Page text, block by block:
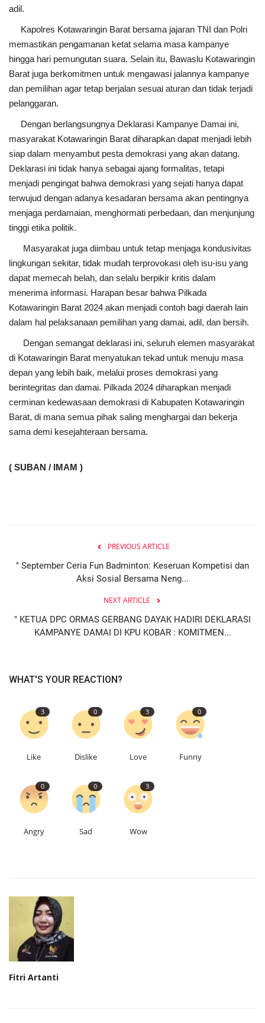
adil.
Kapolres Kotawaringin Barat bersama jajaran TNI dan Polri
memastikan pengamanan ketat selama masa kampanye
hingga hari pemungutan suara. Selain itu, Bawaslu Kotawaringin
Barat juga berkomitmen untuk mengawasi jalannya kampanye
dan pemilihan agar tetap berjalan sesuai aturan dan tidak terjadi
pelanggaran.
Dengan berlangsungnya Deklarasi Kampanye Damai ini,
masyarakat Kotawaringin Barat diharapkan dapat menjadi lebih
siap dalam menyambut pesta demokrasi yang akan datang.
Deklarasi ini tidak hanya sebagai ajang formalitas, tetapi
menjadi pengingat bahwa demokrasi yang sejati hanya dapat
terwujud dengan adanya kesadaran bersama akan pentingnya
menjaga perdamaian, menghormati perbedaan, dan menjunjung
tinggi etika politik.
Masyarakat juga diimbau untuk tetap menjaga kondusivitas
lingkungan sekitar, tidak mudah terprovokasi oleh isu-isu yang
dapat memecah belah, dan selalu berpikir kritis dalam
menerima informasi. Harapan besar bahwa Pilkada
Kotawaringin Barat 2024 akan menjadi contoh bagi daerah lain
dalam hal pelaksanaan pemilihan yang damai, adil, dan bersih.
Dengan semangat deklarasi ini, seluruh elemen masyarakat
di Kotawaringin Barat menyatukan tekad untuk menuju masa
depan yang lebih baik, melalui proses demokrasi yang
berintegritas dan damai. Pilkada 2024 diharapkan menjadi
cerminan kedewasaan demokrasi di Kabupaten Kotawaringin
Barat, di mana semua pihak saling menghargai dan bekerja
sama demi kesejahteraan bersama.
( SUBAN / IMAM )
PREVIOUS ARTICLE
" September Ceria Fun Badminton: Keseruan Kompetisi dan
Aksi Sosial Bersama Neng...
NEXT ARTICLE
" KETUA DPC ORMAS GERBANG DAYAK HADIRI DEKLARASI
KAMPANYE DAMAI DI KPU KOBAR : KOMITMEN...
WHAT'S YOUR REACTION?
3
Like
0
Dislike
3
Love
0
Funny
0
Angry
0
Sad
3
Wow
Fitri Artanti